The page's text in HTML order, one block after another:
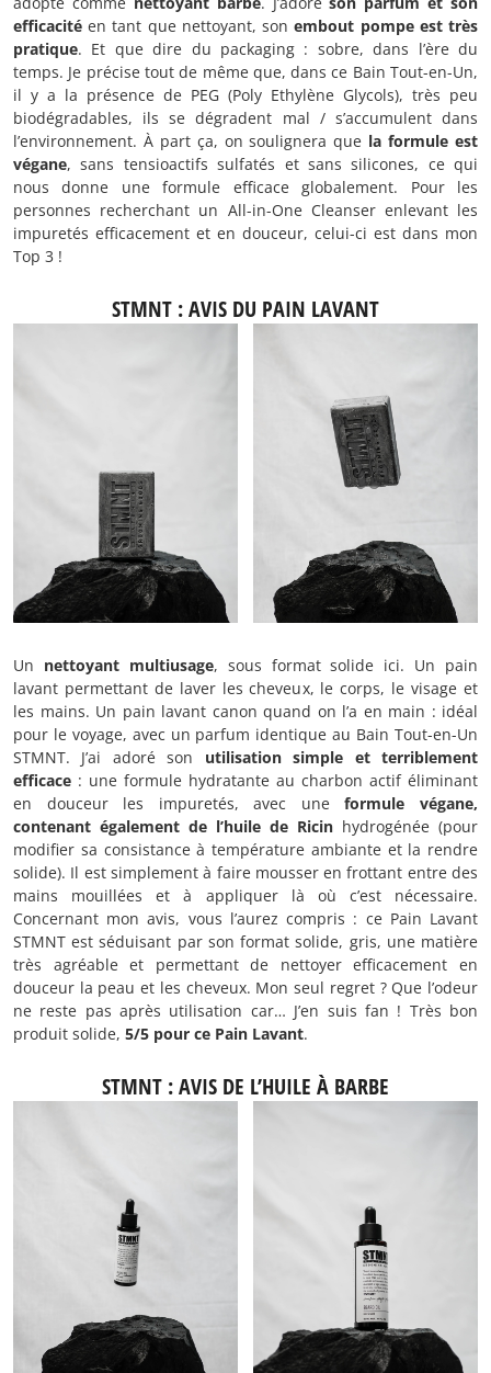
efficacité en tant que nettoyant, sonembout pompe est très
pratique. Et que dire du packaging : sobre, dans l’ère du
temps. Je précise tout de même que, dans ce Bain Tout-en-Un,
il y a la présence de PEG (Poly Ethylène Glycols), très peu
biodégradables, ils se dégradent mal / s’accumulent dans
l’environnement. À part ça, on soulignera que la formule est
végane, sans tensioactifs sulfatés et sans silicones, ce qui
nous donne une formule efficace globalement. Pour les
personnes recherchant un All-in-One Cleanser enlevant les
impuretés efficacement et en douceur, celui-ci est dans mon
Top 3 !
STMNT : AVIS DU PAIN LAVANT
Un nettoyant multiusage, sous format solide ici. Un pain
lavant permettant de laver les cheveux, le corps, le visage et
les mains. Un pain lavant canon quand on l’a en main : idéal
pour le voyage, avec un parfum identique au Bain Tout-en-Un
STMNT. J’ai adoré son utilisation simple et terriblement
efficace : une formule hydratante au charbon actif éliminant
en douceur les impuretés, avec uneformule végane,
contenant également de l’huile de Ricin hydrogénée (pour
modifier sa consistance à température ambiante et la rendre
solide). Il est simplement à faire mousser en frottant entre des
mains mouillées et à appliquer là où c’est nécessaire.
Concernant mon avis, vous l’aurez compris : ce Pain Lavant
STMNT est séduisant par son format solide, gris, une matière
très agréable et permettant de nettoyer efficacement en
douceur la peau et les cheveux. Mon seul regret ? Que l’odeur
ne reste pas après utilisation car… J’en suis fan ! Très bon
produit solide, 5/5 pour ce Pain Lavant.
STMNT : AVIS DE L’HUILE À BARBE